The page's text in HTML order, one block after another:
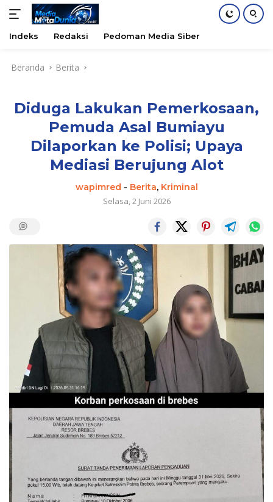
Indeks Redaksi Pedoman Media Siber
Beranda Berita
Diduga Lakukan Pemerkosaan,
Pemuda Asal Bumiayu
Dilaporkan ke Polisi; Upaya
Mediasi Berujung Alot
wapimred - Berita, Kriminal
Selasa, 2 Juni 2026